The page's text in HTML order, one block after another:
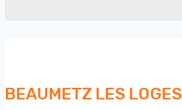
BEAUMETZ LES LOGES